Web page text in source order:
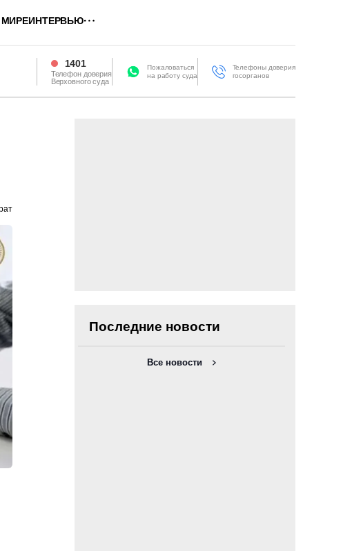
ИНТЕРВЬЮ
1401
Телефон доверия
Верховного суда
Пожаловаться
на работу суда
Телефоны доверия
госорганов
Последние новости
Все новости